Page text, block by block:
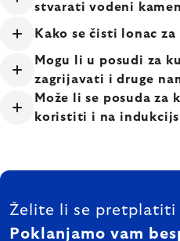
stvarati vodeni
Kako se čisti lonac
Mogu li u posudi za
zagrijavati i druge
Može li se posuda za
koristiti i na
FOOTER
Želite li se pretplatiti
Poklanjamo vam